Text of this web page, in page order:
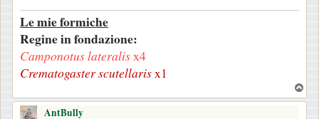
a
g
g
i
o
Le mie formiche
Regine in fondazione:
Camponotus lateralisx4
Crematogaster scutellarisx1
o
AntBully